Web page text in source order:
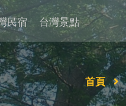
民宿 台灣景點
首頁